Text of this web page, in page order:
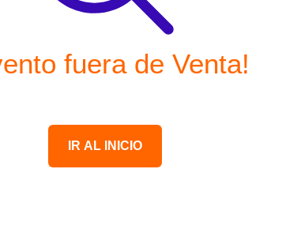
fuera de Venta!
IR AL INICIO